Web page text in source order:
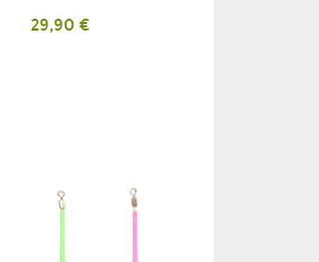
Prix
29,90 €